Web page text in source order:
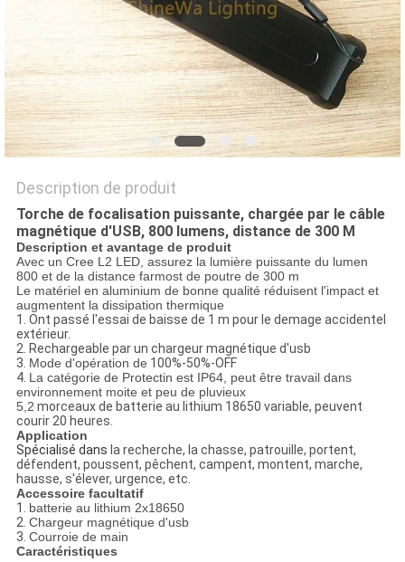
DU
SITE
POLITIQUE
DE
CONFIDENTIALITÉ
Description de produit
Torche de focalisation puissante, chargée par le câble
magnétique d'USB, 800 lumens, distance de 300 M
Description et avantage de produit
Avec un Cree L2 LED, assurez la lumière puissante du lumen
800 et de la distance farmost de poutre de 300 m
Le matériel en aluminium de bonne qualité réduisent l'impact et
augmentent la dissipation thermique
1. Ont passé l'essai de baisse de 1 m pour le demage accidentel
extérieur.
2. Rechargeable par un chargeur magnétique d'usb
3. Mode d'opération de 100%-50%-OFF
4. La catégorie de Protectin est IP64, peut être travail dans
environnement moite et peu de pluvieux
5,2 morceaux de batterie au lithium 18650 variable, peuvent
courir 20 heures.
Application
Spécialisé dans la recherche, la chasse, patrouille, portent,
défendent, poussent, pêchent, campent, montent, marche,
hausse, s'élever, urgence, etc.
Accessoire facultatif
1. batterie au lithium 2x18650
2. Chargeur magnétique d'usb
3. Courroie de main
Caractéristiques